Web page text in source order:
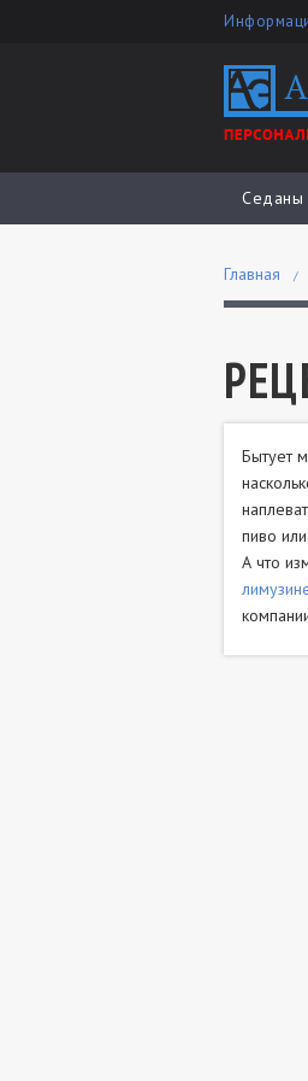
Седаны
Главная
Бытует
пиво
А что